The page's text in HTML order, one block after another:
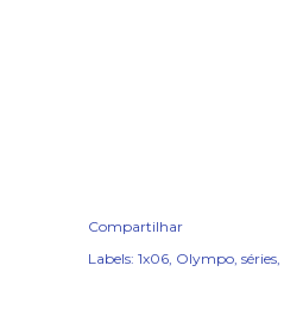
Compartilhar
Labels: 1x06 Olympo séries